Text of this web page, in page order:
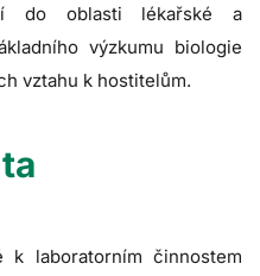
do oblasti lékařské a
výzkumu biologie
vztahu k hostitelům.
k laboratorním činnostem